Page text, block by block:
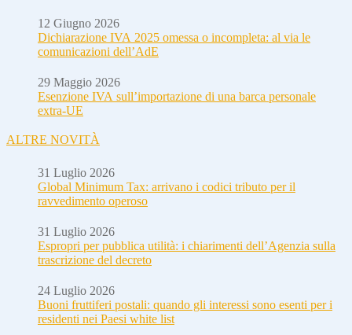
12 Giugno 2026
Dichiarazione IVA 2025 omessa o incompleta: al via le
comunicazioni dell’AdE
29 Maggio 2026
Esenzione IVA sull’importazione di una barca personale
extra-UE
ALTRE NOVITÀ
31 Luglio 2026
Global Minimum Tax: arrivano i codici tributo per il
ravvedimento operoso
31 Luglio 2026
Espropri per pubblica utilità: i chiarimenti dell’Agenzia sulla
trascrizione del decreto
24 Luglio 2026
Buoni fruttiferi postali: quando gli interessi sono esenti per i
residenti nei Paesi white list